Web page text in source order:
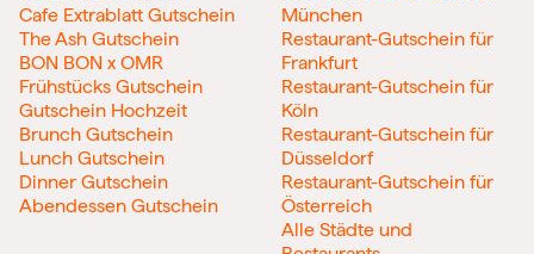
Cafe Extrablatt Gutschein
The Ash Gutschein
BON BON x OMR
Frühstücks Gutschein
Gutschein Hochzeit
Brunch Gutschein
Lunch Gutschein
Dinner Gutschein
Abendessen Gutschein
München
Restaurant-Gutschein für
Frankfurt
Restaurant-Gutschein für
Köln
Restaurant-Gutschein für
Düsseldorf
Restaurant-Gutschein für
Österreich
Alle Städte und